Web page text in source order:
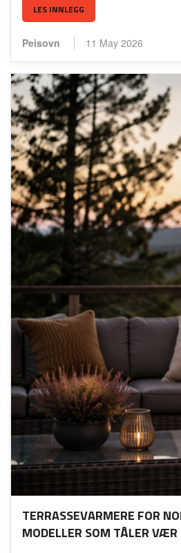
LES INNLEGG
Peisovn 11 May 2026
TERRASSEVARMERE FOR
MODELLER SOM TÅLER VÆR